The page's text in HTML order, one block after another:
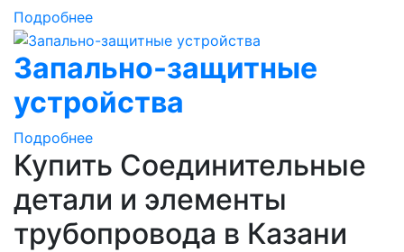
Подробнее
Запально-защитные
устройства
Подробнее
Купить Соединительные
детали и элементы
трубопровода в Казани